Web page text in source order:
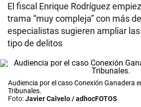
El fiscal Enrique Rodríguez
trama “muy compleja” con más
especialistas sugieren ampliar
tipo de delitos
Audiencia por el caso Conexión Ganadera
Tribunales.
Foto:Javier Calvelo / adhocFOTOS